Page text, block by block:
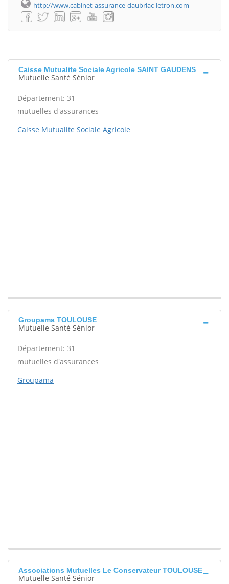
http://www.cabinet-assurance-daubriac-letron.com
Caisse Mutualite Sociale Agricole SAINT GAUDENS
Mutuelle Santé Sénior
Département: 31
mutuelles d'assurances
Caisse Mutualite Sociale Agricole
Groupama TOULOUSE
Mutuelle Santé Sénior
Département: 31
mutuelles d'assurances
Groupama
Associations Mutuelles Le Conservateur TOULOUSE
Mutuelle Santé Sénior